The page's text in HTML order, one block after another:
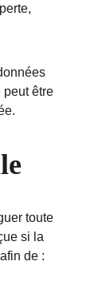
peut être
toute
si la
de :